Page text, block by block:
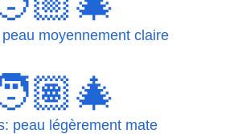
moyennement claire
peau légèrement mate